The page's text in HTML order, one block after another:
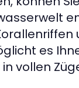
es
vollen